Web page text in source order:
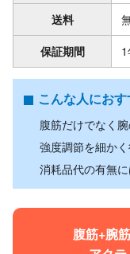
送料
保証期間
こんな人にお
腹筋だけでなく
強度調節を細か
消耗品代の有無
腹筋+腕